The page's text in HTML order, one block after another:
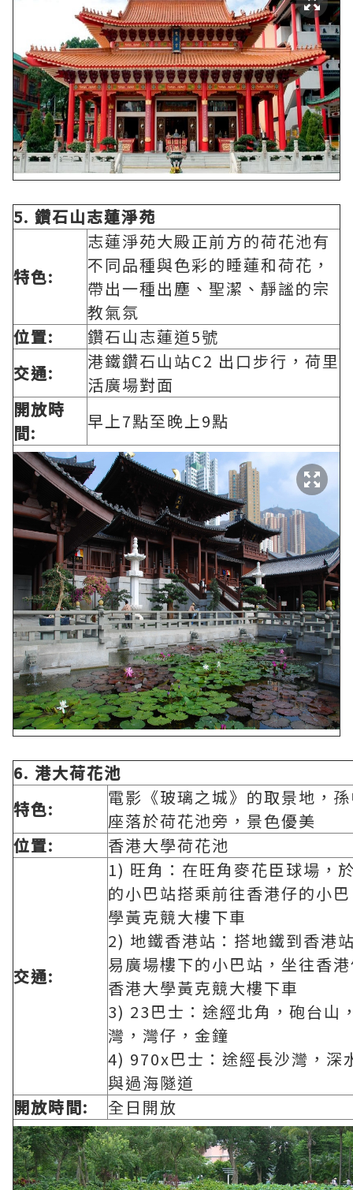
5. 鑽石山志蓮淨苑
特色:
志蓮淨苑大殿正前方的荷花池有
不同品種與色彩的睡蓮和荷花，
帶出一種出塵、聖潔、靜謐的宗
教氣氛
位置:
鑽石山志蓮道5號
交通:
港鐵鑽石山站C2 出口步行，荷里
活廣場對面
開放時
間:
早上7點至晚上9點
6. 港大荷花池
特色:
電影《玻璃之城》的取景地，
座落於荷花池旁，景色優美
位置:
香港大學荷花池
交通:
1) 旺角：在旺角麥花臣球場，
的小巴站搭乘前往香港仔的小
學黃克競大樓下車
2) 地鐵香港站：搭地鐵到香港
易廣場樓下的小巴站，坐往香
香港大學黃克競大樓下車
3) 23巴士：途經北角，砲台山
灣，灣仔，金鐘
4) 970x巴士：途經長沙灣，深
與過海隧道
開放時間:
全日開放